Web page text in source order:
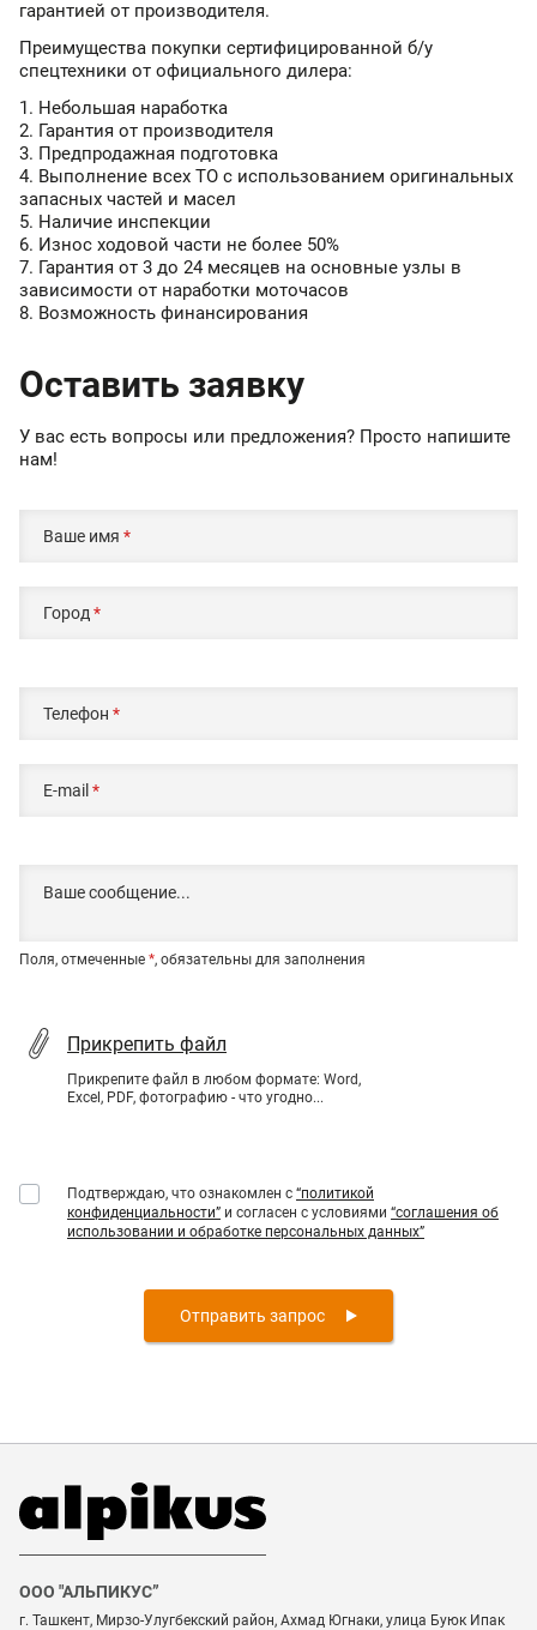
гарантией от производителя.
Преимущества покупки сертифицированной б/у
спецтехники от официального дилера:
Небольшая наработка
Гарантия от производителя
Предпродажная подготовка
Выполнение всех ТО с использованием оригинальных
запасных частей и масел
Наличие инспекции
Износ ходовой части не более 50%
Гарантия от 3 до 24 месяцев на основные узлы в
зависимости от наработки моточасов
Возможность финансирования
Оставить заявку
У вас есть вопросы или предложения? Просто напишите
нам!
Ваше имя *
Город *
Телефон *
E-mail*
Поля, отмеченные *, обязательны для заполнения
Прикрепить файл
Прикрепите файл в любом формате: Word,
Excel, PDF, фотографию - что угодно...
Подтверждаю, что ознакомлен с “политикой
конфиденциальности” и согласен с условиями “соглашения об
использовании и обработке персональных данных”
Отправить запрос
ООО "АЛЬПИКУС”
г. Ташкент, Мирзо-Улугбекский район, Ахмад Югнаки, улица Буюк Ипак